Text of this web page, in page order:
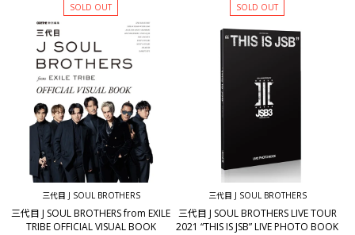
SOLD OUT SOLD OUT
三代目 J SOUL BROTHERS
三代目 J SOUL BROTHERS from EXILE
TRIBE OFFICIAL VISUAL BOOK
三代目 J SOUL BROTHERS
三代目 J SOUL BROTHERS LIVE TOUR
2021 “THIS IS JSB” LIVE PHOTO BOOK